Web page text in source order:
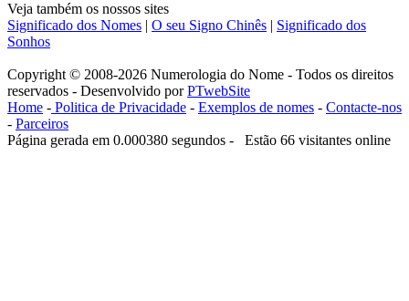
Veja também os nossos sites
Significado dos Nomes
O seu Signo Chinês
Significado dos
Sonhos
Copyright © 2008-2026 Numerologia do Nome - Todos os direitos
reservados - Desenvolvido porPTwebSite
Home - Politica de Privacidade - Exemplos de nomes - Contacte-nos
- Parceiros
Página gerada em 0.000380 segundos - Estão 66 visitantes online